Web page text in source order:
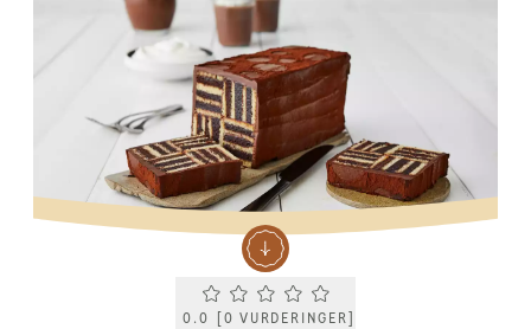
Current rating 0.0. Click to rate.
0.0 0 VURDERINGER